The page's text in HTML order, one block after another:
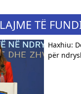
LAJME TË
Haxhiu:
për